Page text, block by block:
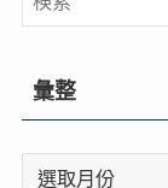
彙整
彙